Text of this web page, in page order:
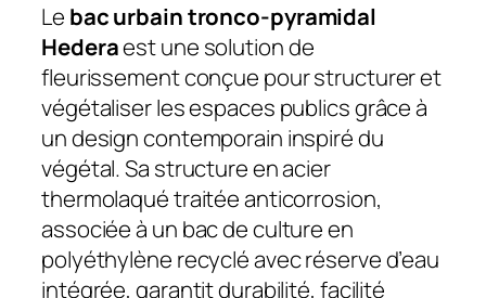
Le bac urbain tronco-pyramidal
Hederaest une solution de
fleurissement conçue pour structurer et
végétaliser les espaces publics grâce à
un design contemporain inspiré du
végétal. Sa structure en acier
thermolaqué traitée anticorrosion,
associée à un bac de culture en
polyéthylène recyclé avec réserve d’eau
intégrée, garantit durabilité, facilité